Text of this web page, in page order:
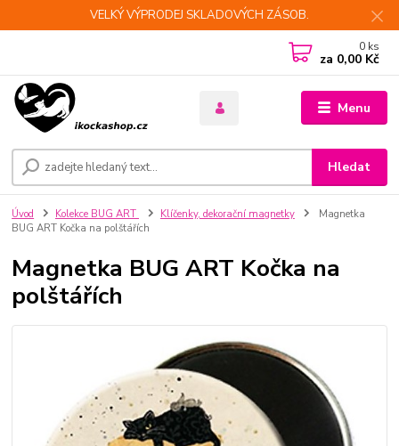
VELKÝ VÝPRODEJ SKLADOVÝCH ZÁSOB.
Menu
Hledat
0 ks
za 0,00 Kč
Úvod Kolekce BUG ART Klíčenky, dekorační magnetky
Magnetka
BUG ART Kočka na polštářích
Magnetka BUG ART Kočka na
polštářích